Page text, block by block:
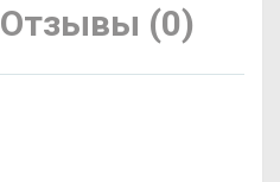
Отзывы (0)